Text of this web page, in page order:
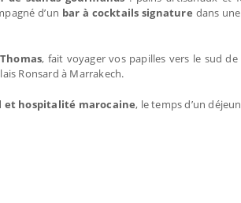
d’un bar à cocktails signature dans
, fait voyager vos papilles vers le sud
Ronsard à Marrakech.
et hospitalité marocaine, le temps d’un